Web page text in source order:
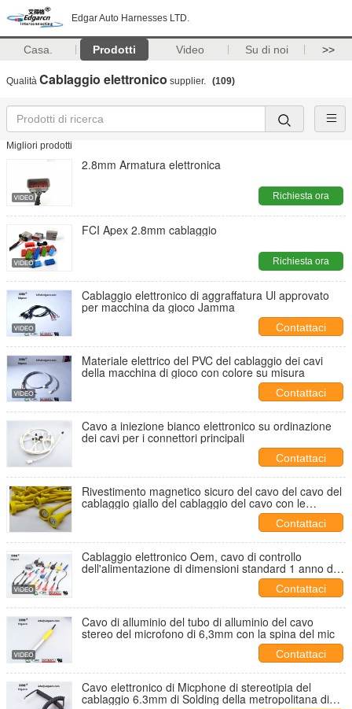
Edgar Auto Harnesses LTD.
Casa. Prodotti Video Su di noi >>
Qualità Cablaggio elettronico supplier. (109)
Migliori prodotti
2.8mm Armatura elettronica
Richiesta ora
FCI Apex 2.8mm cablaggio
Richiesta ora
Cablaggio elettronico di aggraffatura Ul approvato
per macchina da gioco Jamma
Contattaci
Materiale elettrico del PVC del cablaggio dei cavi
della macchina di gioco con colore su misura
Contattaci
Cavo a iniezione bianco elettronico su ordinazione
dei cavi per i connettori principali
Contattaci
Rivestimento magnetico sicuro del cavo del cavo del
cablaggio giallo del cablaggio del cavo con le
Contattaci
Cablaggio elettronico Oem, cavo di controllo
dell'alimentazione di dimensioni standard 1 anno di
Contattaci
Cavo di alluminio del tubo di alluminio del cavo
stereo del microfono di 6,3mm con la spina del mic
Contattaci
Cavo elettronico di Micphone di stereotipia del
cablaggio 6.3mm di Solding della metropolitana di